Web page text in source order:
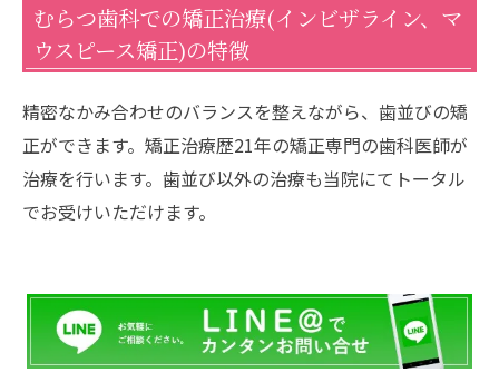
むらつ歯科での矯正治療(インビザライン、マ
ウスピース矯正)の特徴
精密なかみ合わせのバランスを整えながら、歯並びの矯
正ができます。矯正治療歴21年の矯正専門の歯科医師が
治療を行います。歯並び以外の治療も当院にてトータル
でお受けいただけます。